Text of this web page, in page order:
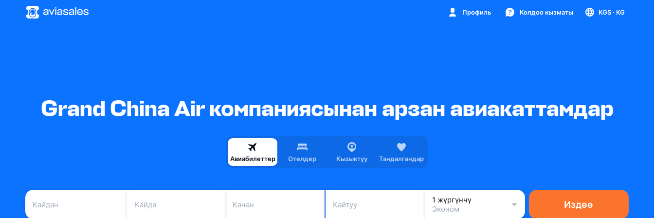
Профиль Колдоо кызматы KGS · KG
Grand China Air компаниясынан арзан авиакаттамдар
Авиабилеттер Отелдер Кызыктуу Тандалгандар
Качан Кайтуу
1 жүргүнчү
Эконом
Издөө